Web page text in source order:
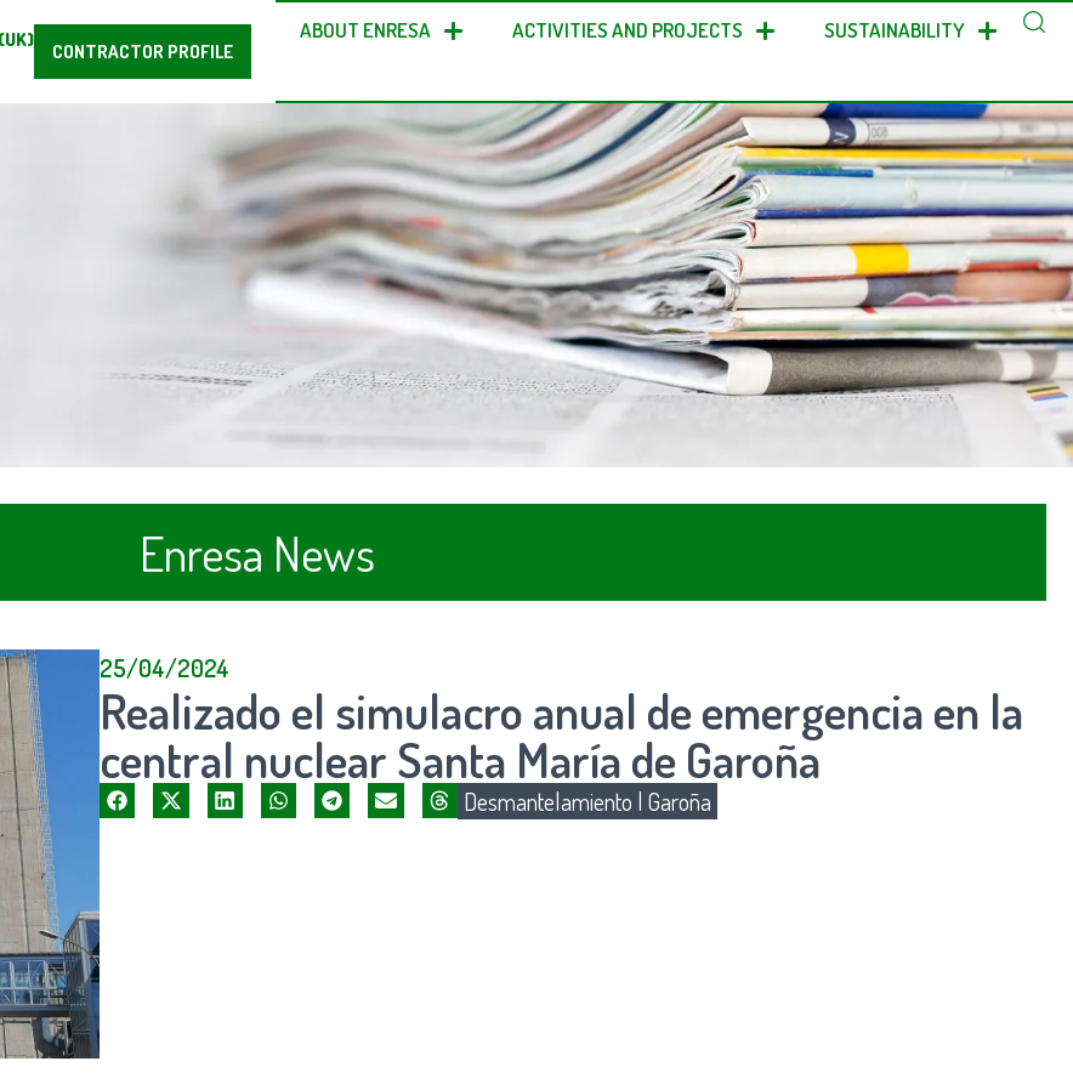
CONTRACTOR PROFILE
ABOUT ENRESA ACTIVITIES AND PROJECTS SUSTAINABILITY
Enresa News
25/04/2024
Realizado el simulacro anual de emergencia en la
central nuclear Santa María de Garoña
Desmantelamiento | Garoña